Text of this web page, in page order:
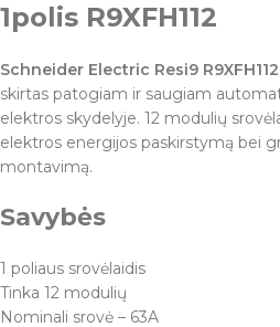
1polis R9XFH112
Schneider Electric Resi9 R9XFH112
skirtas patogiam ir saugiam
elektros skydelyje. 12 modulių
elektros energijos paskirstymą bei
montavimą.
Savybės
1 poliaus srovėlaidis
Tinka 12 modulių
Nominali srovė – 63A